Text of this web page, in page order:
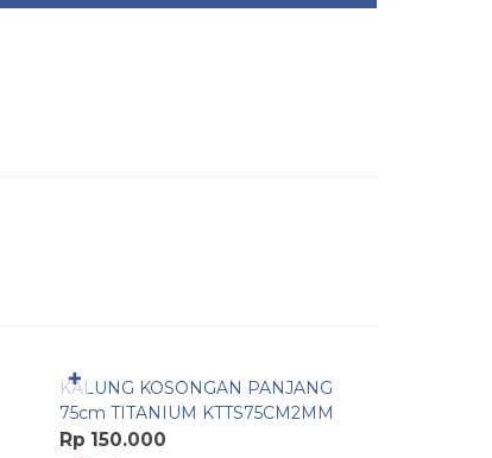
KALUNG KOSONGAN PANJANG
75cm TITANIUM KTTS75CM2MM
Rp 150.000
✚